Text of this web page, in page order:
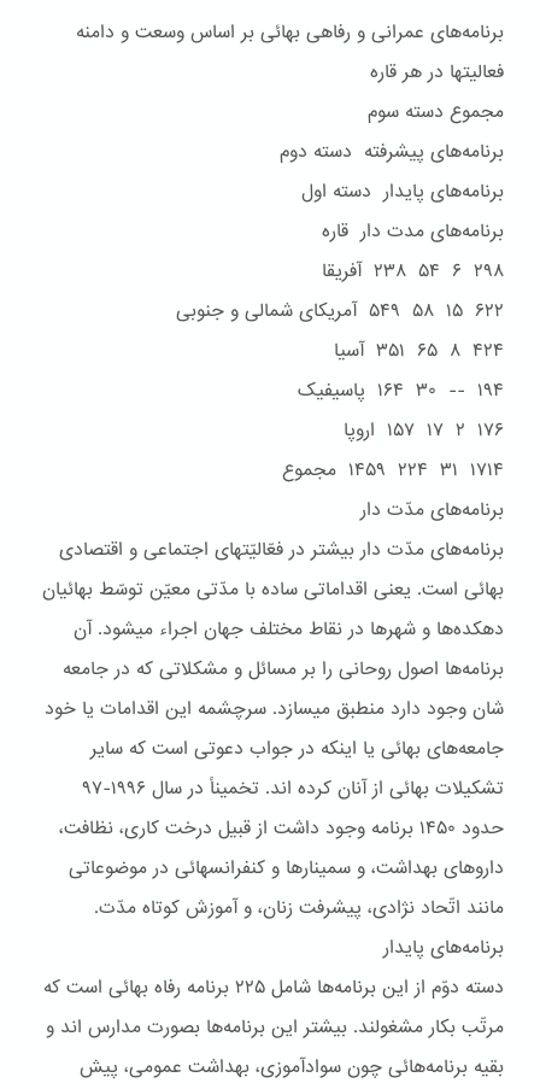
برنامه‌هاى عمرانى و رفاهى بهائى بر اساس وسعت و دامنه
فعاليتها در هر قاره
مجموع دسته سوم
برنامه‌هاى پيشرفته دسته دوم
برنامه‌هاى پايدار دسته اول
برنامه‌هاى مدت دار قاره
۲۹۸ ۶ ۵۴ ۲۳۸ آفريقا
۶۲۲ ۱۵ ۵۸ ۵۴۹ آمريکاى شمالى و جنوبى
۴۲۴ ۸ ۶۵ ۳۵۱ آسيا
۱۹۴ -- ۳۰ ۱۶۴ پاسيفيک
۱۷۶ ۲ ۱۷ ۱۵۷ اروپا
۱۷۱۴ ۳۱ ۲۲۴ ۱۴۵۹ مجموع
برنامه‌هاى مدّت دار
برنامه‌های مدّت دار بيشتر در فعّاليّتهای اجتماعی و اقتصادی
بهائی است. يعنی اقداماتی ساده با مدّتی معيّن توسّط بهائيان
دهکده‌ها و شهرها در نقاط مختلف جهان اجراء ميشود. آن
برنامه‌ها اصول روحانی را بر مسائل و مشکلاتی که در جامعه
شان وجود دارد منطبق ميسازد. سرچشمه اين اقدامات يا خود
جامعه‌های بهائی يا اينکه در جواب دعوتی است که ساير
تشکيلات بهائی از آنان کرده اند. تخميناً در سال ۱۹۹۶-۹۷
حدود ۱۴۵۰ برنامه وجود داشت از قبيل درخت کاری، نظافت،
داروهای بهداشت، و سمينارها و کنفرانسهائی در موضوعاتی
مانند اتّحاد نژادی، پيشرفت زنان، و آموزش کوتاه مدّت.
برنامه‌هاى پايدار
دسته دوّم از اين برنامه‌ها شامل ۲۲۵ برنامه رفاه بهائی است که
مرتّب بکار مشغولند. بيشتر اين برنامه‌ها بصورت مدارس اند و
بقيه برنامه‌هائی چون سوادآموزی، بهداشت عمومی، پيش